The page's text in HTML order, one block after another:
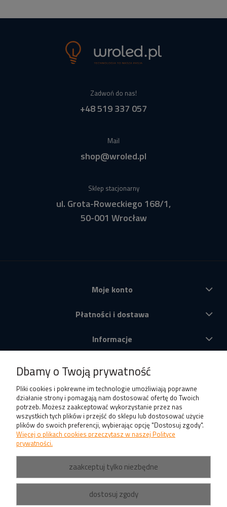
Zadwoń do nas!
+48 519 337 057
Mail
shop@wroled.pl
Sklep stacjonarny
ul. Grota-Roweckiego 168/1,
50-001 Wrocław
Moje konto
Płatności i dostawa
Informacje
Produkty
Dbamy o Twoją prywatność
Pliki cookies i pokrewne im technologie umożliwiają poprawne
działanie strony i pomagają nam dostosować ofertę do Twoich
potrzeb. Możesz zaakceptować wykorzystanie przez nas
wszystkich tych plików i przejść do sklepu lub dostosować użycie
plików do swoich preferencji, wybierając opcję "Dostosuj zgody".
Więcej o plikach cookies przeczytasz w naszej Polityce
prywatności.
zaakceptuj tylko niezbędne
dostosuj zgody